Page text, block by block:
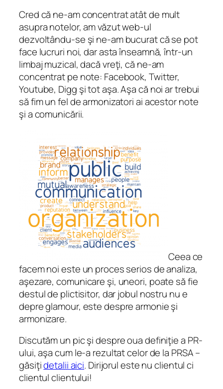
Cred că ne-am concentrat atât de mult
asupra notelor, am văzut web-ul
dezvoltându-se şi ne-am bucurat că se pot
face lucruri noi, dar asta înseamnă, într-un
limbaj muzical, dacă vreţi, că ne-am
concentrat pe note: Facebook, Twitter,
Youtube, Digg şi tot aşa. Aşa că noi ar trebui
să fim un fel de armonizatori ai acestor note
şi a comunicării.
Ceea ce
facem noi este un proces serios de analiza,
aşezare, comunicare şi, uneori, poate să fie
destul de plictisitor, dar jobul nostru nu e
depre glamour, este despre armonie şi
armonizare.
Discutăm un pic şi despre oua definiţie a PR-
ului, aşa cum le-a rezultat celor de la PRSA –
găsiţidetalii aici. Dirijorul este nu clientul ci
clientul clientului!